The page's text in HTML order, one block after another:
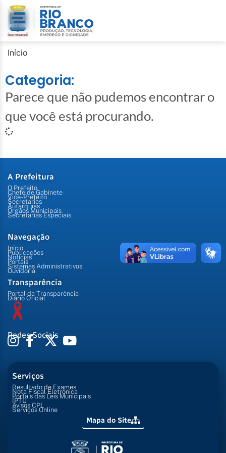
Início
Categoria:
Parece que não pudemos encontrar o
que você está procurando.
A Prefeitura
O Prefeito
Chefe de Gabinete
Vice-Prefeito
Secretarias
Autarquias
Órgãos Municipais
Secretarias Especiais
Navegação
Início
Publicações
Notícias
Portais
Sistemas Administrativos
Ouvidoria
Transparência
Portal da Transparência
Diário Oficial
Redes Sociais
Serviços
Resultado de Exames
Nota Fiscal Eletrônica
Portais das Leis Municipais
IPTU
Avisos CPL
Serviços Online
Mapa do Site